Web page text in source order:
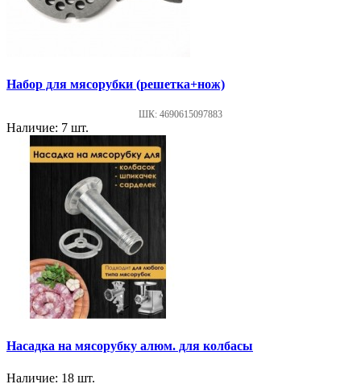
Набор для мясорубки (решетка+нож)
ШК: 4690615097883
Наличие: 7 шт.
Насадка на мясорубку алюм. для колбасы
Наличие: 18 шт.